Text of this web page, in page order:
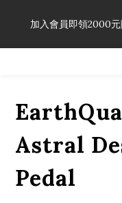
享有弦
加入會員即領2000
「一生弦命！」單筆購
Astral
Pedal